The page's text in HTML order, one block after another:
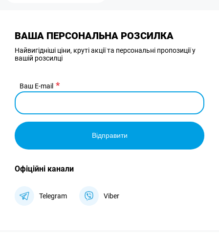
ВАША ПЕРСОНАЛЬНА РОЗСИЛКА
Найвигідніші ціни, круті акції та персональні пропозиції у
вашій розсилці
Ваш E-mail
Відправити
Офіційні канали
Telegram Viber